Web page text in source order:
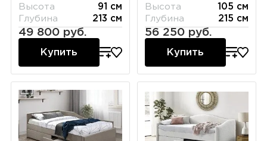
Высота
91 см
Глубина
213 см
49 800 руб.
Купить
Высота
105 см
Глубина
215 см
56 250 руб.
Купить